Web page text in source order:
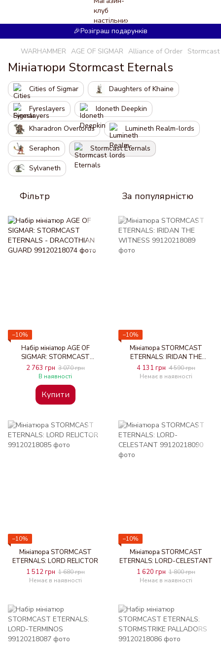
🎉Розіграш подарунків
WARHAMMER AGE OF SIGMAR Alliance of Order
Мініатюри Stormcast Eternals
Cities of Sigmar Daughters of Khaine
Fyreslayers Idoneth Deepkin
Kharadron Overlords Lumineth Realm-lords
Seraphon Stormcast Eternals
Sylvaneth
Фільтр За популярністю
−10%
Набір мініатюр AGE OF
SIGMAR: STORMCAST
ETERNALS - DRACOTHIAN
GUARD
2 763 грн 3 070 грн
В наявності
Купити
−10%
Мініатюра STORMCAST
ETERNALS: IRIDAN THE
WITNESS
4 131 грн 4 590 грн
Немає в наявності
−10%
Мініатюра STORMCAST
ETERNALS: LORD RELICTOR
1 512 грн 1 680 грн
Немає в наявності
−10%
Мініатюра STORMCAST
ETERNALS: LORD-CELESTANT
1 620 грн 1 800 грн
Немає в наявності